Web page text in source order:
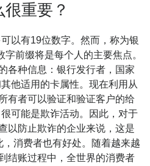
重要？
以有19位数字。然而，称为银
前缀将是每个人的主要焦点。
各种信息：银行发行者，国家
他适用的卡属性。现在利用从
有者可以验证和验证客户的给
可能是欺诈活动。因此，对于
以防止欺诈的企业来说，这是
消费者也有好处。随着越来越
结账过程中，全世界的消费者